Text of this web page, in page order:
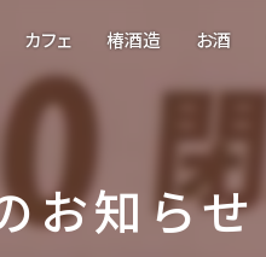
カフェ 椿酒造 お酒
お知らせ